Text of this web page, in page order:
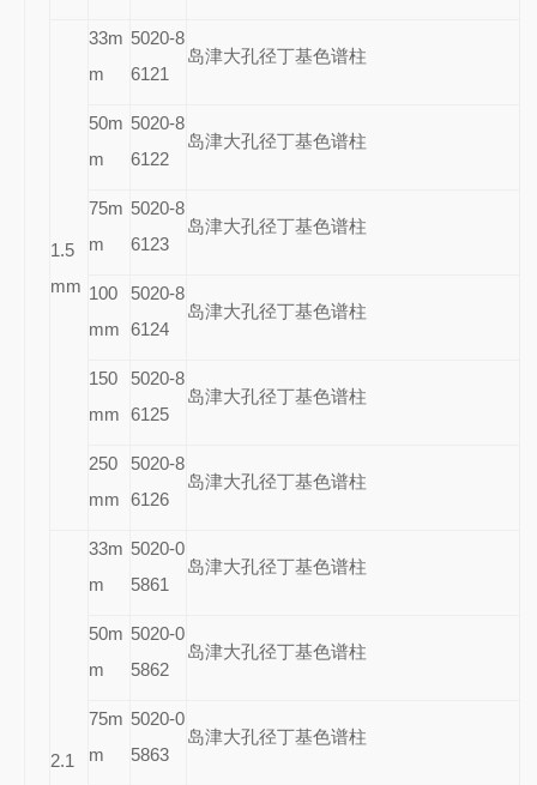
1.5
mm
33m
m
5020-8
6121
岛津大孔径丁基色谱柱
50m
m
5020-8
6122
岛津大孔径丁基色谱柱
75m
m
5020-8
6123
岛津大孔径丁基色谱柱
100
mm
5020-8
6124
岛津大孔径丁基色谱柱
150
mm
5020-8
6125
岛津大孔径丁基色谱柱
250
mm
5020-8
6126
岛津大孔径丁基色谱柱
2.1
33m
m
5020-0
5861
岛津大孔径丁基色谱柱
50m
m
5020-0
5862
岛津大孔径丁基色谱柱
75m
m
5020-0
5863
岛津大孔径丁基色谱柱